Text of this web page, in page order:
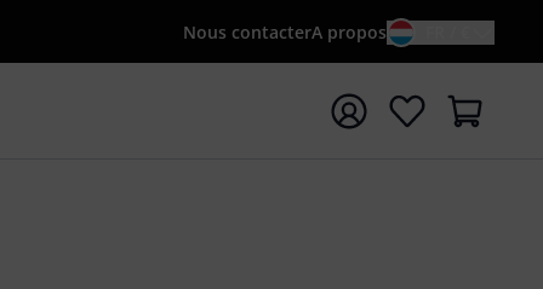
Nous contacterA propos
la recherche avec le terme de recherche